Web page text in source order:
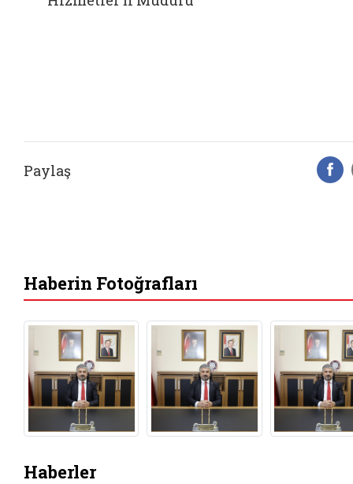
Paylaş
Haberin Fotoğrafları
Haberler